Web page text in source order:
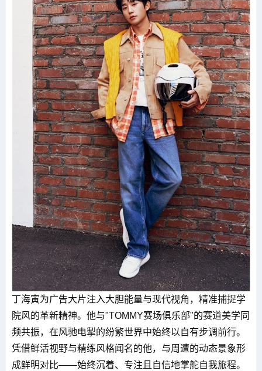
丁海寅为广告大片注入大胆能量与现代视角，精准捕捉学
院风的革新精神。他与"TOMMY赛场俱乐部"的赛道美学同
频共振，在风驰电掣的纷繁世界中始终以自有步调前行。
凭借鲜活视野与精练风格闻名的他，与周遭的动态景象形
成鲜明对比——始终沉着、专注且自信地掌舵自我旅程。